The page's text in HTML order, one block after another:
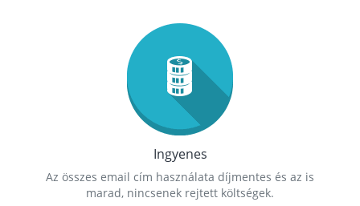
Ingyenes
Az összes email cím használata díjmentes és az is
marad, nincsenek rejtett költségek.